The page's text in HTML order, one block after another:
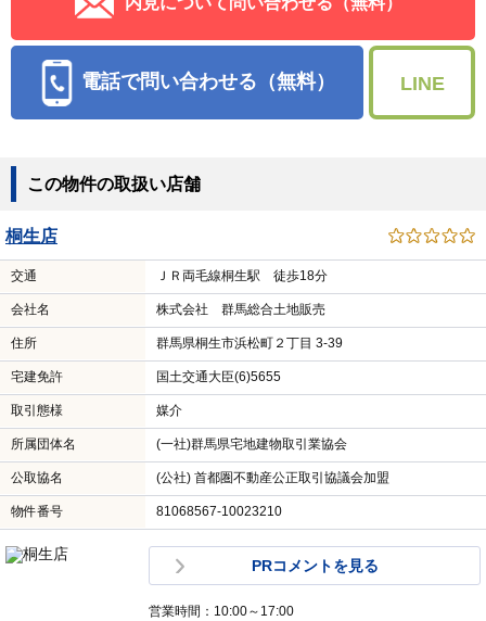
電話で問い合わせる（無料） LINE
この物件の取扱い店舗
桐生店
交通 ＪＲ両毛線桐生駅 徒歩18分
会社名 株式会社 群馬総合土地販売
住所 群馬県桐生市浜松町２丁目 3-39
宅建免許 国土交通大臣(6)5655
取引態様 媒介
所属団体名 (一社)群馬県宅地建物取引業協会
公取協名 (公社) 首都圏不動産公正取引協議会加盟
物件番号 81068567-10023210
PRコメントを見る
営業時間：10:00～17:00